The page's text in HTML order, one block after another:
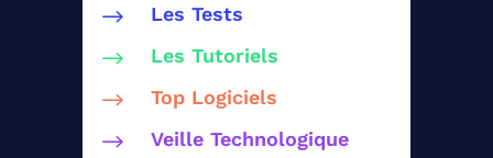
$ Les Tests
$ Les Tutoriels
$ Top Logiciels
$ Veille Technologique